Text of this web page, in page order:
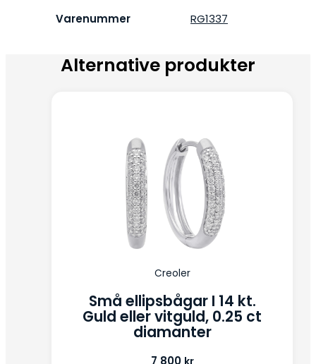
Varenummer RG1337
Alternative produkter
Creoler
Små ellipsbågar I 14 kt.
Guld eller vitguld, 0.25 ct
diamanter
7 800 kr